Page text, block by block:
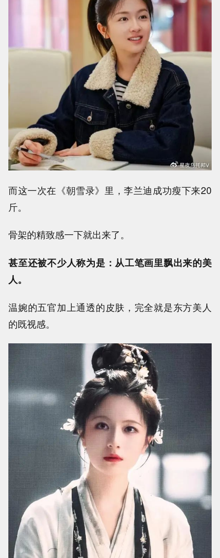
而这一次在《朝雪录》里，李兰迪成功瘦下来20
斤。
骨架的精致感一下就出来了。
甚至还被不少人称为是：从工笔画里飘出来的美
人。
温婉的五官加上通透的皮肤，完全就是东方美人
的既视感。